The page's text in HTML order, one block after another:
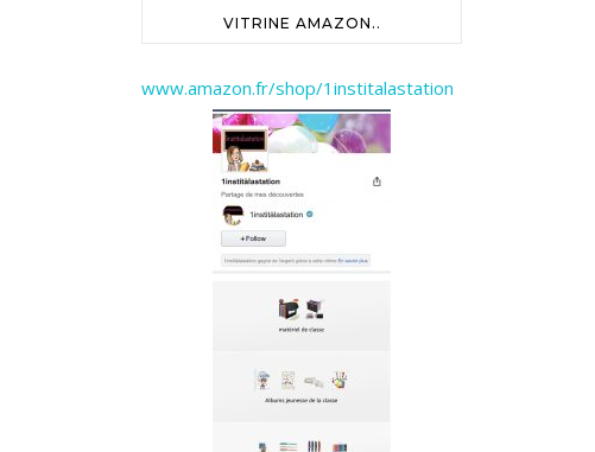
VITRINE AMAZON..
www.amazon.fr/shop/1institalastation